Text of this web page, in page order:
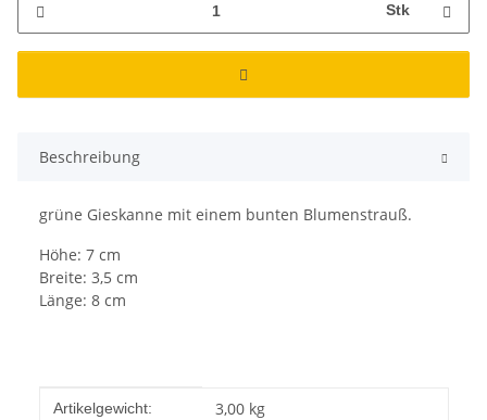
Stk
Beschreibung
grüne Gieskanne mit einem bunten Blumenstrauß.
Höhe: 7 cm
Breite: 3,5 cm
Länge: 8 cm
Produkteigenschaft
Wert
Artikelgewicht: 3,00 kg